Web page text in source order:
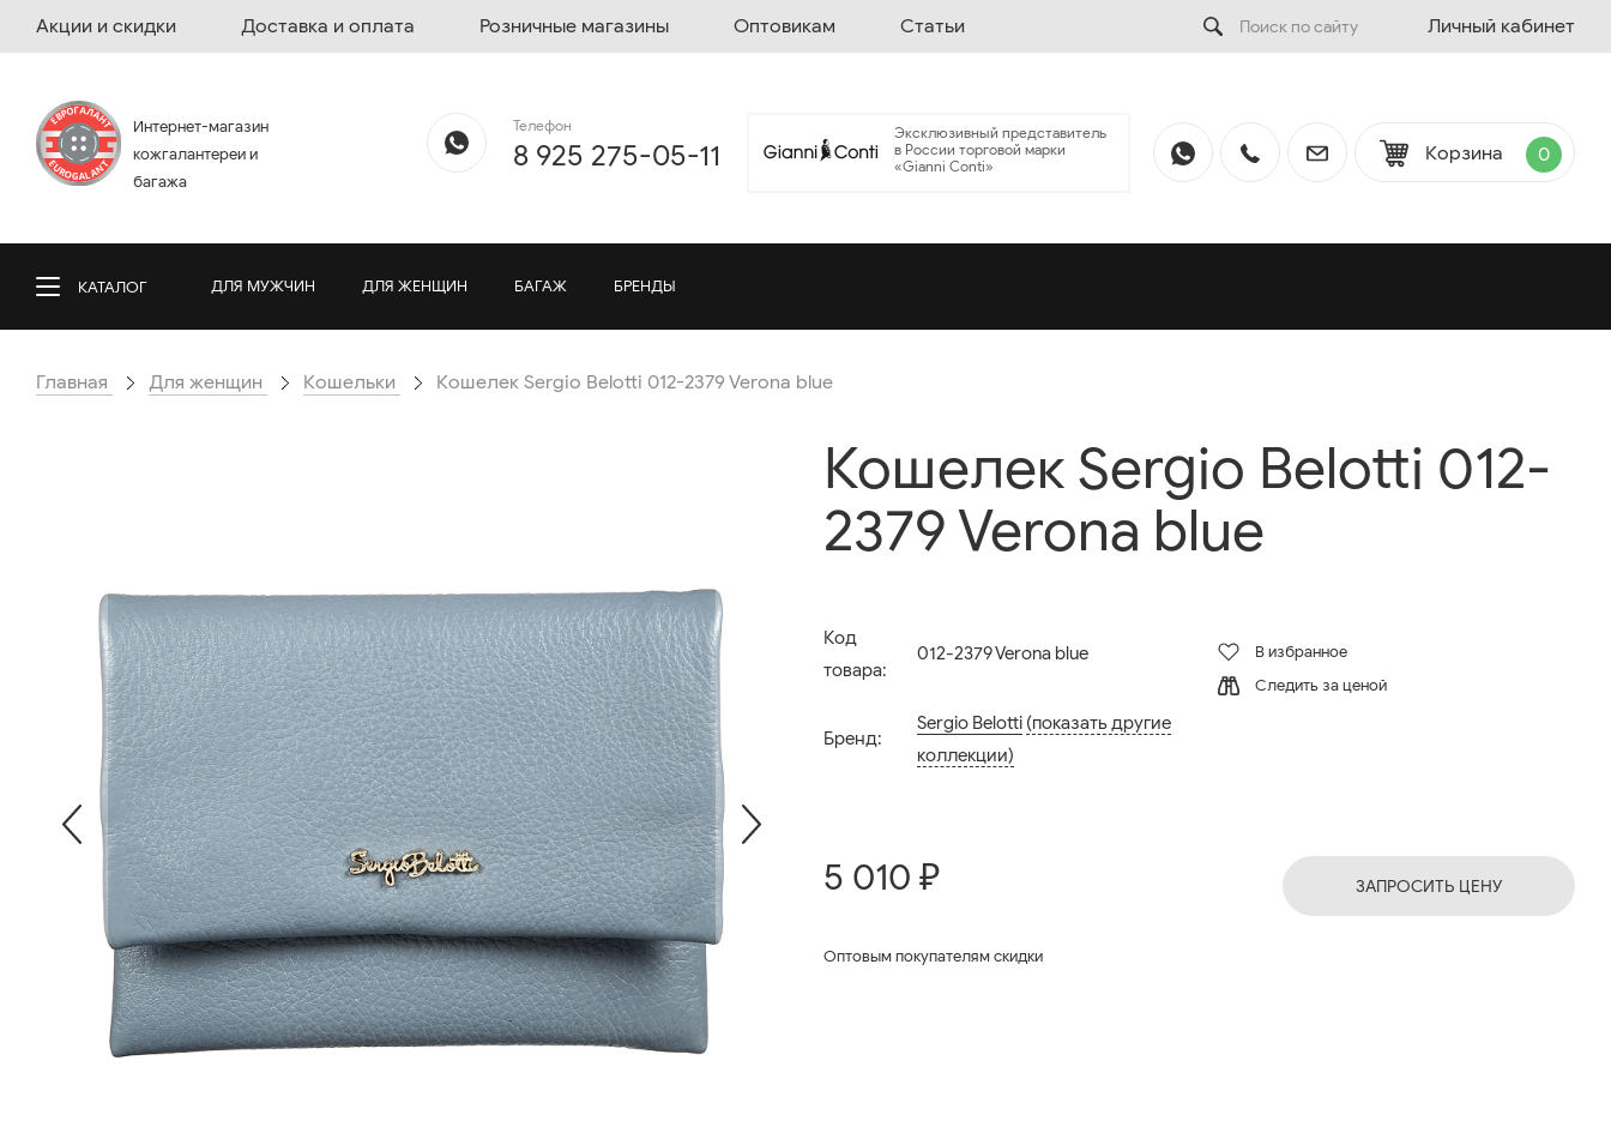
Акции и скидки Доставка и оплата Розничные магазины Оптовикам Статьи Личный кабинет
Интернет-магазин
кожгалантереи и
багажа
Телефон
8 925 275-05-11
Эксклюзивный представитель
в России торговой марки
«Gianni Conti»
Корзина 0
КАТАЛОГ ДЛЯ МУЖЧИН ДЛЯ ЖЕНЩИН БАГАЖ БРЕНДЫ
Главная Для женщин Кошельки Кошелек Sergio Belotti 012-2379 Verona blue
Кошелек Sergio Belotti 012-
2379 Verona blue
Код
товара:
012-2379 Verona blue
Бренд:
Sergio Belotti (показать другие
коллекции)
В избранное
Следить за ценой
5 010 ₽
Оптовым покупателям скидки
ЗАПРОСИТЬ ЦЕНУ